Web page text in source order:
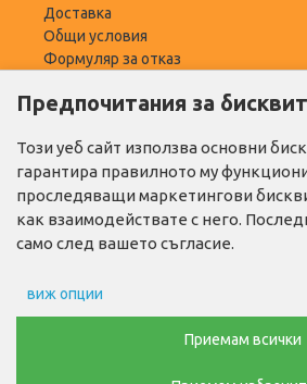
Доставка
Общи условия
Формуляр за отказ
ПОТРЕБИТЕЛ
Моят профил
ПОЛЕЗНО
Производители
Контакти
Предпочитания за
Този уеб сайт използва основни
гарантира правилното му
проследяващи маркетингови
как взаимодействате с него.
само след вашето съгласие.
виж опции
Препочитания за рекламиПриемам всички